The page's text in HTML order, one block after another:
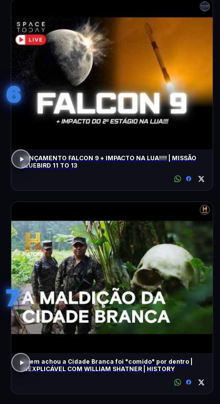
6
LANÇAMENTO FALCON 9 + IMPACTO NA LUA!!!! | MISSÃO
BLUEBIRD 11 TO 13
7
Quem achou a Cidade Branca foi "comido" por dentro |
INEXPLICÁVEL COM WILLIAM SHATNER | HISTORY